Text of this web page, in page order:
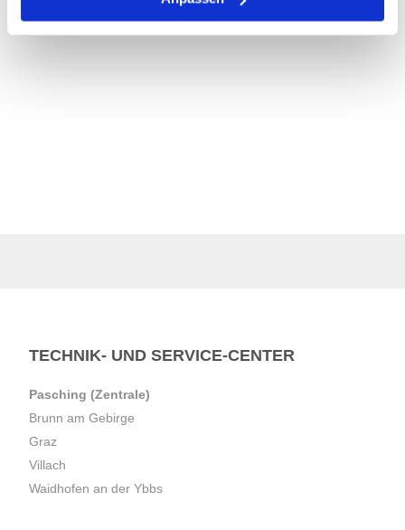
TECHNIK- UND SERVICE-CENTER
Pasching (Zentrale)
Brunn am Gebirge
Graz
Villach
Waidhofen an der Ybbs